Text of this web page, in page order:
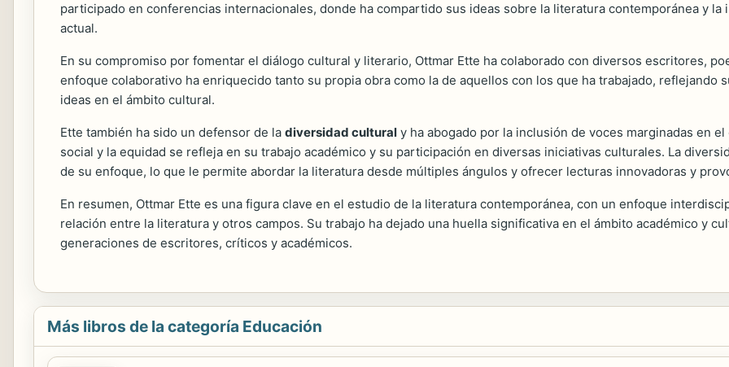
participado en conferencias internacionales, donde ha compartido sus ideas sobre la literatura contemporánea y
actual.
En su compromiso por fomentar el diálogo cultural y literario, Ottmar Ette ha colaborado con diversos escritores,
enfoque colaborativo ha enriquecido tanto su propia obra como la de aquellos con los que ha trabajado, reflejando
ideas en el ámbito cultural.
Ette también ha sido un defensor de la diversidad cultural y ha abogado por la inclusión de voces marginadas en
social y la equidad se refleja en su trabajo académico y su participación en diversas iniciativas culturales. La
de su enfoque, lo que le permite abordar la literatura desde múltiples ángulos y ofrecer lecturas innovadoras y
En resumen, Ottmar Ette es una figura clave en el estudio de la literatura contemporánea, con un enfoque
relación entre la literatura y otros campos. Su trabajo ha dejado una huella significativa en el ámbito académico y
generaciones de escritores, críticos y académicos.
Más libros de la categoría Educación